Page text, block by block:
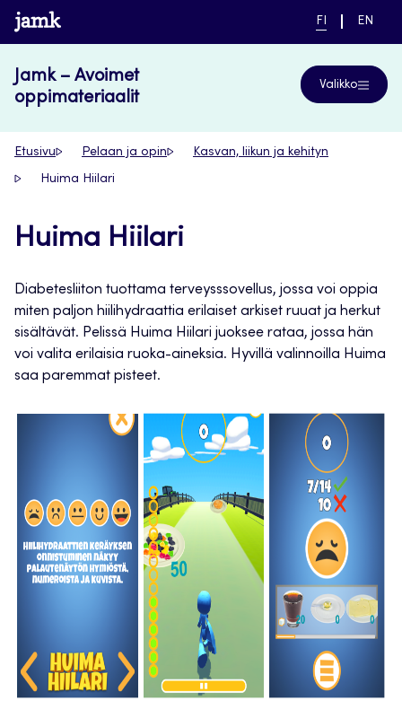
Siirry
suoraan
www.jamk.fi
NYKYINEN
FI
VAIHDA
EN
Jamk – Avoimet
oppimateriaalit
Valikko
Etusivu Pelaan ja opin Kasvan, liikun ja kehityn
Huima Hiilari
Huima Hiilari
Diabetesliiton tuottama terveysssovellus, jossa voi oppia
miten paljon hiilihydraattia erilaiset arkiset ruuat ja herkut
sisältävät. Pelissä Huima Hiilari juoksee rataa, jossa hän
voi valita erilaisia ruoka-aineksia. Hyvillä valinnoilla Huima
saa paremmat pisteet.